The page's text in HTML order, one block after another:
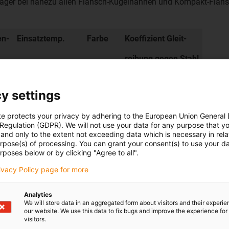
Einsatztemp. Farbe Koeffizient Gleit-
reibung gegen Stahl
den verschiedensten Bereichen finden Sie
settings
protects your privacy by adhering to the European Union General
(GDPR). We will not use your data for any purpose that
only to the extent not exceeding data which is necessary in
of processing. You can grant your consent(s) to use your
below or by clicking "Agree to all".
Policy page for more
Analytics
We will store data in an aggregated form about visitors and their
our website. We use this data to fix bugs and improve the experience for
visitors.